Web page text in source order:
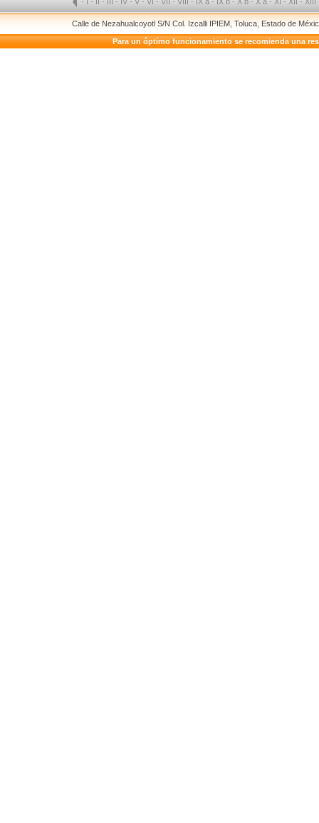
Calle de Nezahualcoyotl S/N Col. Izcalli IPIEM, Toluca, Estado de
Para un óptimo funcionamiento se recomienda una